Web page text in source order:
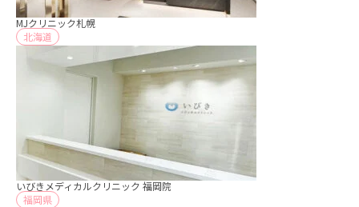
MJクリニック札幌
北海道
いびきメディカルクリニック 福岡院
福岡県